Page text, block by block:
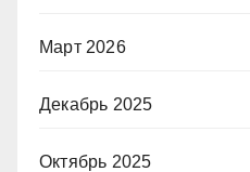
Март 2026
Декабрь 2025
Октябрь 2025